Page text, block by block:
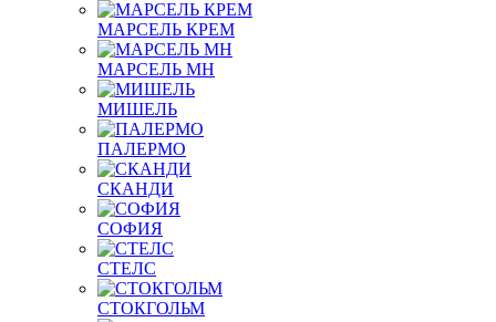
МАРСЕЛЬ КРЕМ
МАРСЕЛЬ МН
МИШЕЛЬ
ПАЛЕРМО
СКАНДИ
СОФИЯ
СТЕЛС
СТОКГОЛЬМ